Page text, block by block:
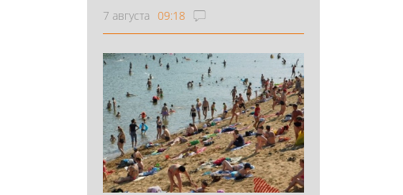
7 августа 09:18